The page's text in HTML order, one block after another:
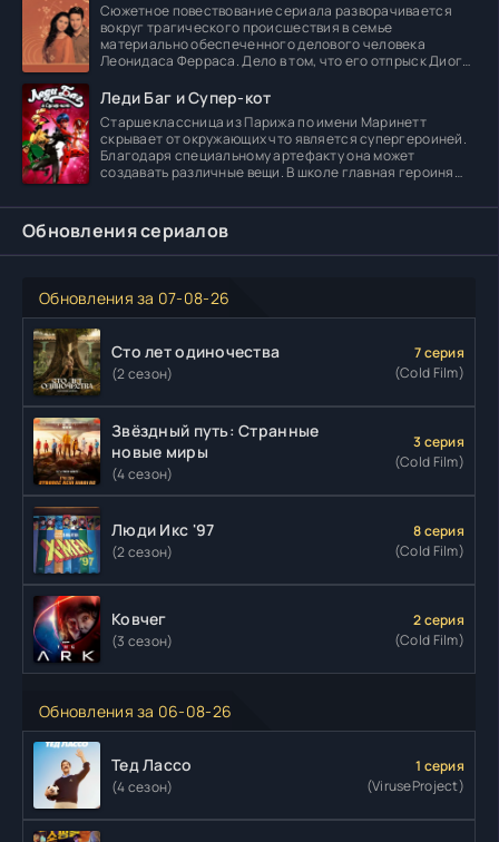
Сюжетное повествование сериала разворачивается
вокруг трагического происшествия в семье
материально обеспеченного делового человека
Леонидаса Ферраса. Дело в том, что его отпрыск Диога
Леди Баг и Супер-кот
Старшеклассница из Парижа по имени Маринетт
скрывает от окружающих что является супергероиней.
Благодаря специальному артефакту она может
создавать различные вещи. В школе главная героиня
Обновления сериалов
Обновления за 07-08-26
Сто лет одиночества
(2 сезон)
7 серия
(Cold Film)
Звёздный путь: Странные
новые миры
(4 сезон)
3 серия
(Cold Film)
Люди Икс '97
(2 сезон)
8 серия
(Cold Film)
Ковчег
(3 сезон)
2 серия
(Cold Film)
Обновления за 06-08-26
Тед Лассо
(4 сезон)
1 серия
(ViruseProject)